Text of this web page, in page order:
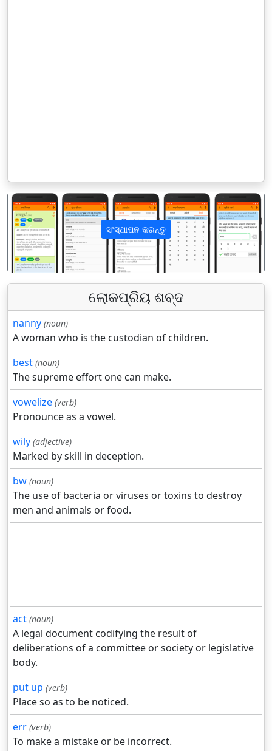
ସଂସ୍ଥାପନ କରନ୍ତୁ
पिछला अगला
ଲୋକପ୍ରିୟ ଶବ୍ଦ
nanny (noun)
A woman who is the custodian of children.
best (noun)
The supreme effort one can make.
vowelize (verb)
Pronounce as a vowel.
wily (adjective)
Marked by skill in deception.
bw (noun)
The use of bacteria or viruses or toxins to destroy
men and animals or food.
act (noun)
A legal document codifying the result of
deliberations of a committee or society or legislative
body.
put up (verb)
Place so as to be noticed.
err (verb)
To make a mistake or be incorrect.